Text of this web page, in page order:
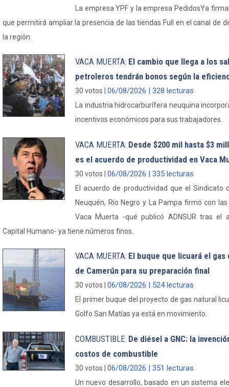
La empresa YPF y la empresa PedidosYa
que permitirá ampliar la presencia de las tiendas Full en el canal de
la región.
VACA MUERTA: El cambio que llega a los
petroleros tendrán bonos según la
30 votos | 06/08/2026 | 328 lecturas
La industria hidrocarburífera neuquina
incentivos económicos para sus trabajadores.
VACA MUERTA: Desde $200 mil hasta $3
es el acuerdo de productividad en Vaca
30 votos | 06/08/2026 | 335 lecturas
El acuerdo de productividad que el Sindicato
Neuquén, Río Negro y La Pampa firmó con
Vaca Muerta -qué publicó ADNSUR tras el
Capital Humano- ya tiene números finos.
VACA MUERTA: El buque que licuará el
de Camerún para su preparación final
30 votos | 06/08/2026 | 524 lecturas
El primer buque del proyecto de gas natural
Golfo San Matías ya está en movimiento.
COMBUSTIBLE: De diésel a GNC: la
costos de combustible
30 votos | 06/08/2026 | 351 lecturas
Un nuevo desarrollo, basado en un sistema